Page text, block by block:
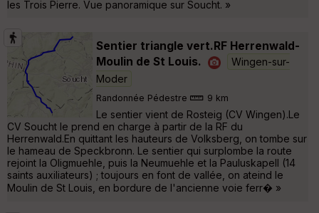
les Trois Pierre. Vue panoramique sur Soucht. »
Sentier triangle vert.RF Herrenwald-
Moulin de St Louis.
Wingen-sur-
Moder
Randonnée Pédestre 9 km
Le sentier vient de Rosteig (CV Wingen).Le
CV Soucht le prend en charge à partir de la RF du
Herrenwald.En quittant les hauteurs de Volksberg, on tombe sur
le hameau de Speckbronn. Le sentier qui surplombe la route
rejoint la Oligmuehle, puis la Neumuehle et la Pauluskapell (14
saints auxiliateurs) ; toujours en font de vallée, on ateind le
Moulin de St Louis, en bordure de l'ancienne voie ferr� »